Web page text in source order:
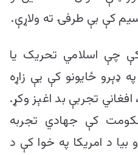
کې بې طرفۍ ته ولاړې.
کې چې اسلامي تحریک یا
ډېرو ځایونو کې یې زاړه
افغاني تجربې بد اغېز وکړ.
کې جهادي تجربه
د امریکا په خوا کې د